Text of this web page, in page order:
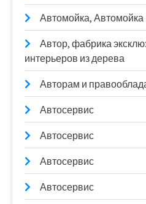
Автомойка, Автомойка
Автор, фабрика
интерьеров из дерева
Авторам и
Автосервис
Автосервис
Автосервис
Автосервис